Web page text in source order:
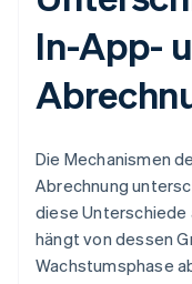
In-App-
Die Mechanismen
Abrechnung
diese Unterschiede
hängt von dessen
Wachstumsphase